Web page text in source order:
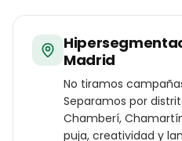
Madrid
No tiramos
Separamos por
Chamberí,
puja, creatividad y